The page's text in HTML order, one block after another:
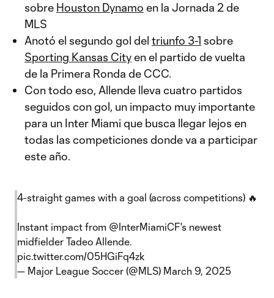
sobre Houston Dynamo en la Jornada 2 de
MLS
Anotó el segundo gol del triunfo 3-1 sobre
Sporting Kansas Cityen el partido de vuelta
de la Primera Ronda de CCC.
Con todo eso, Allende lleva cuatro partidos
seguidos con gol, un impacto muy importante
para un Inter Miami que busca llegar lejos en
todas las competiciones donde va a participar
este año.
4-straight games with a goal (across competitions) 🔥
Instant impact from @InterMiamiCF's newest
midfielder Tadeo Allende.
pic.twitter.com/05HGiFq4zk
— Major League Soccer (@MLS) March 9, 2025